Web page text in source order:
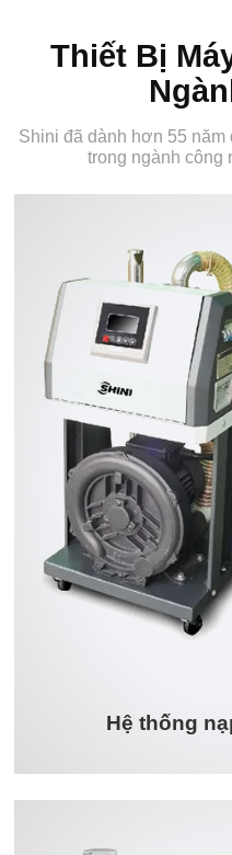
Thiết Bị
Shini đã dành hơn 55 năm
trong ngành công
Hệ thống